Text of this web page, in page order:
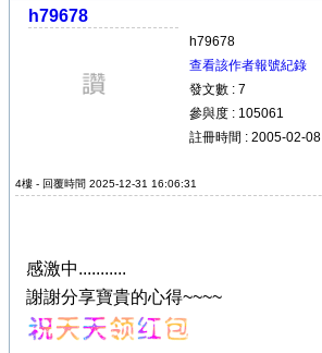
h79678
h79678
查看該作者報號紀錄
發文數 : 7
參與度 : 105061
註冊時間 : 2005-02-08
4樓 - 回覆時間 2025-12-31 16:06:31
感激中...........
謝謝分享寶貴的心得~~~~